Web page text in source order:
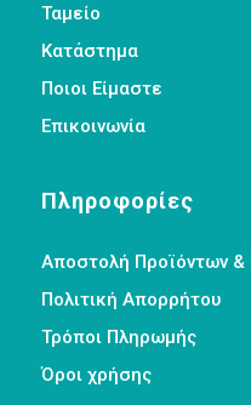
Ταμείο
Κατάστημα
Ποιοι Είμαστε
Επικοινωνία
Πληροφορίες
Αποστολή Προϊόντων &
Πολιτική Απορρήτου
Τρόποι Πληρωμής
Όροι χρήσης